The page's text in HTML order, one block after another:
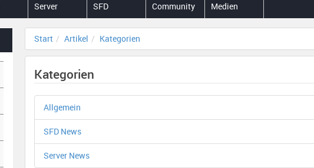
Server SFD Community Medien
Start Artikel Kategorien
Kategorien
Allgemein
SFD News
Server News